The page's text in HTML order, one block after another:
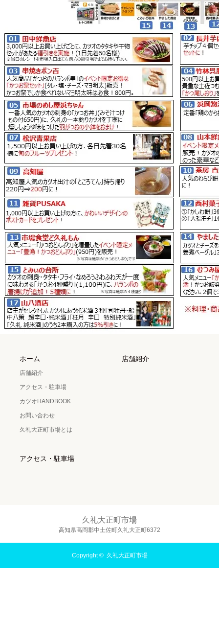
ホーム
店舗紹介
アクセス・駐車場
カツオHANDBOOK
お問い合わせ
久礼大正町市場とは
店舗紹介
アクセス・駐車場
久礼大正町市場
高知県高岡郡中土佐町久礼大正町6372
Copyright © 久礼大正町市場